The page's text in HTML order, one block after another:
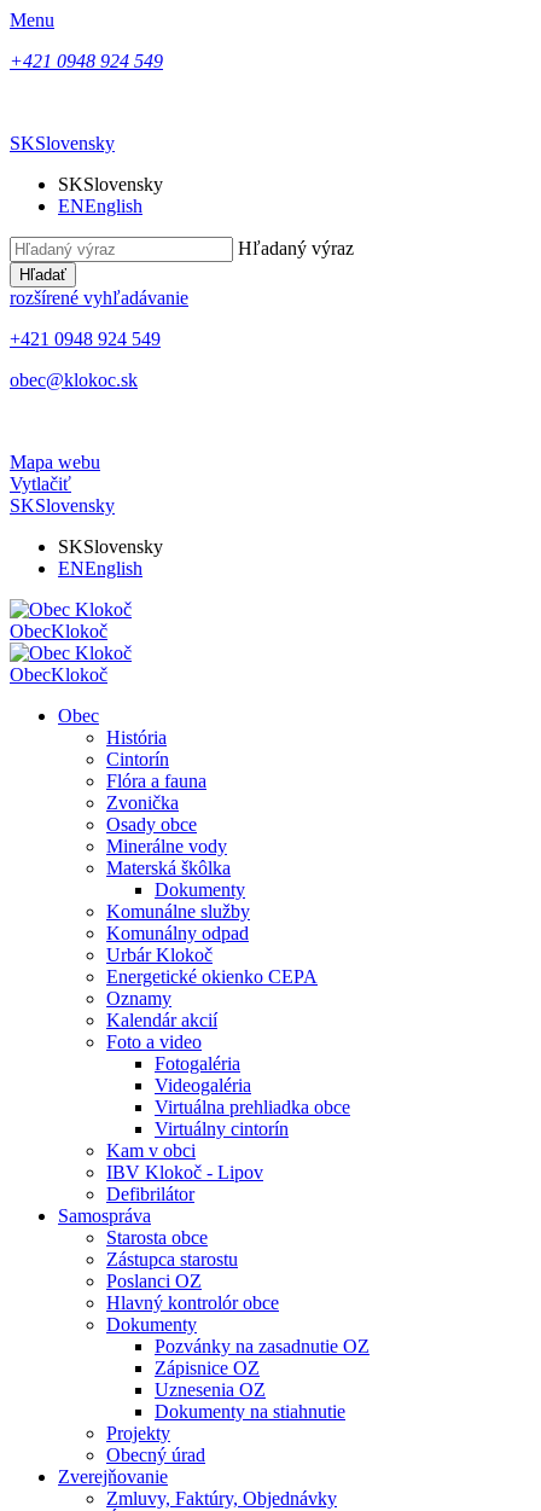
Menu
+421 0948 924 549
SKSlovensky
SKSlovensky
ENEnglish
Hľadaný výraz
Hľadať
rozšírené vyhľadávanie
+421 0948 924 549
obec@klokoc.sk
Mapa webu
Vytlačiť
SKSlovensky
SKSlovensky
ENEnglish
ObecKlokoč
ObecKlokoč
Obec
História
Cintorín
Flóra a fauna
Zvonička
Osady obce
Minerálne vody
Materská škôlka
Dokumenty
Komunálne služby
Komunálny odpad
Urbár Klokoč
Energetické okienko CEPA
Oznamy
Kalendár akcií
Foto a video
Fotogaléria
Videogaléria
Virtuálna prehliadka obce
Virtuálny cintorín
Kam v obci
IBV Klokoč - Lipov
Defibrilátor
Samospráva
Starosta obce
Zástupca starostu
Poslanci OZ
Hlavný kontrolór obce
Dokumenty
Pozvánky na zasadnutie OZ
Zápisnice OZ
Uznesenia OZ
Dokumenty na stiahnutie
Projekty
Obecný úrad
Zverejňovanie
Zmluvy, Faktúry, Objednávky